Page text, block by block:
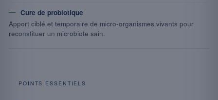
Cure de probiotique
Apport ciblé et temporaire de micro-organismes vivants pour
reconstituer un microbiote sain.
POINTS ESSENTIELS